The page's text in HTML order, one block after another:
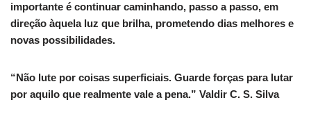
importante é continuar caminhando, passo a passo, em
direção àquela luz que brilha, prometendo dias melhores e
novas possibilidades.
“Não lute por coisas superficiais. Guarde forças para lutar
por aquilo que realmente vale a pena.” Valdir C. S. Silva